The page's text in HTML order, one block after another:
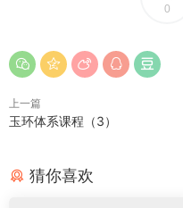
0
上一篇
玉环体系课程（3）
猜你喜欢